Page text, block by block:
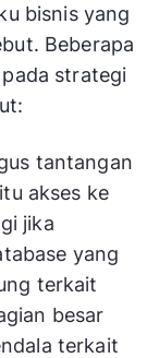
bisnis yang
Beberapa
strategi
tantangan
akses ke
jika
yang
terkait
besar
terkait